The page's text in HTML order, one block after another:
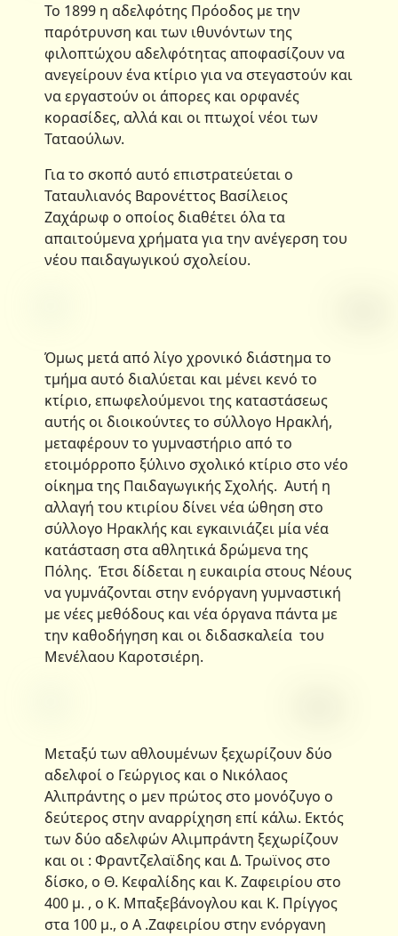
Το 1899 η αδελφότης Πρόοδος με την
παρότρυνση και των ιθυνόντων της
φιλοπτώχου αδελφότητας αποφασίζουν να
ανεγείρουν ένα κτίριο για να στεγαστούν και
να εργαστούν οι άπορες και ορφανές
κορασίδες, αλλά και οι πτωχοί νέοι των
Ταταούλων.
Για το σκοπό αυτό επιστρατεύεται ο
Ταταυλιανός Βαρονέττος Βασίλειος
Ζαχάρωφ ο οποίος διαθέτει όλα τα
απαιτούμενα χρήματα για την ανέγερση του
νέου παιδαγωγικού σχολείου.
Όμως μετά από λίγο χρονικό διάστημα το
τμήμα αυτό διαλύεται και μένει κενό το
κτίριο, επωφελούμενοι της καταστάσεως
αυτής οι διοικούντες το σύλλογο Ηρακλή,
μεταφέρουν το γυμναστήριο από το
ετοιμόρροπο ξύλινο σχολικό κτίριο στο νέο
οίκημα της Παιδαγωγικής Σχολής. Αυτή η
αλλαγή του κτιρίου δίνει νέα ώθηση στο
σύλλογο Ηρακλής και εγκαινιάζει μία νέα
κατάσταση στα αθλητικά δρώμενα της
Πόλης. Έτσι δίδεται η ευκαιρία στους Νέους
να γυμνάζονται στην ενόργανη γυμναστική
με νέες μεθόδους και νέα όργανα πάντα με
την καθοδήγηση και οι διδασκαλεία του
Μενέλαου Καροτσιέρη.
Μεταξύ των αθλουμένων ξεχωρίζουν δύο
αδελφοί ο Γεώργιος και ο Νικόλαος
Αλιπράντης ο μεν πρώτος στο μονόζυγο ο
δεύτερος στην αναρρίχηση επί κάλω. Εκτός
των δύο αδελφών Αλιμπράντη ξεχωρίζουν
και οι : Φραντζελαϊδης και Δ. Τρωϊνος στο
δίσκο, ο Θ. Κεφαλίδης και Κ. Ζαφειρίου στο
400 μ. , ο Κ. Μπαξεβάνογλου και Κ. Πρίγγος
στα 100 μ., ο Α .Ζαφειρίου στην ενόργανη